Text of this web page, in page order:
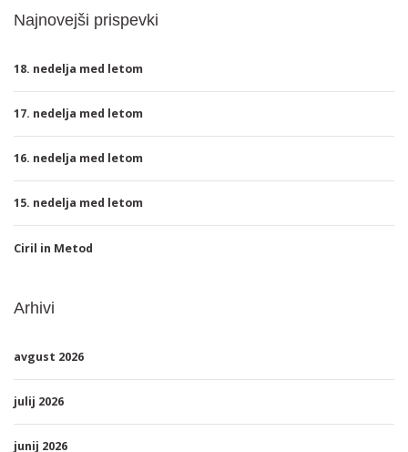
Najnovejši prispevki
18. nedelja med letom
17. nedelja med letom
16. nedelja med letom
15. nedelja med letom
Ciril in Metod
Arhivi
avgust 2026
julij 2026
junij 2026